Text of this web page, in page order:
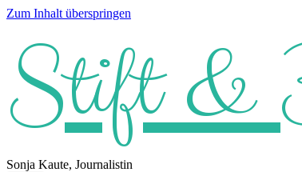
Zum Inhalt überspringen
Stift &
Sonja Kaute, Journalistin